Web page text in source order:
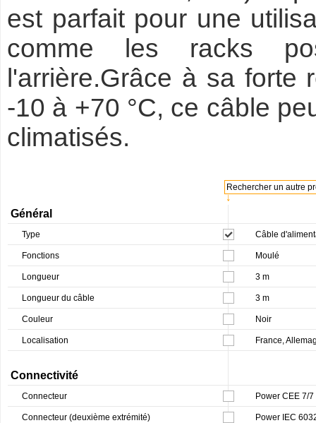
est parfait pour une
comme les racks
l'arrière.Grâce à sa forte
-10 à +70 °C, ce câble
climatisés.
↓
Rechercher un autre
Général
Type Câble
Fonctions Moulé
Longueur 3 m
Longueur du câble 3 m
Couleur Noir
Localisation France,
Connectivité
Connecteur Power CEE 7/7
Connecteur (deuxième extrémité) Power IEC